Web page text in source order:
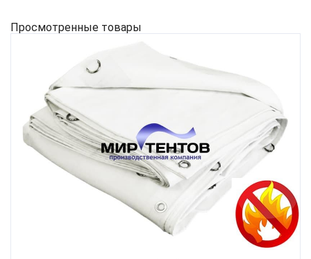
Просмотренные товары